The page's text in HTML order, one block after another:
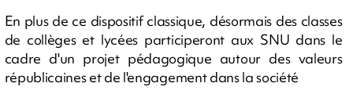
En plus de ce dispositif classique, désormais des classes
de collèges et lycées participeront aux SNU dans le
cadre d'un projet pédagogique autour des valeurs
républicaines et de l'engagement dans la société